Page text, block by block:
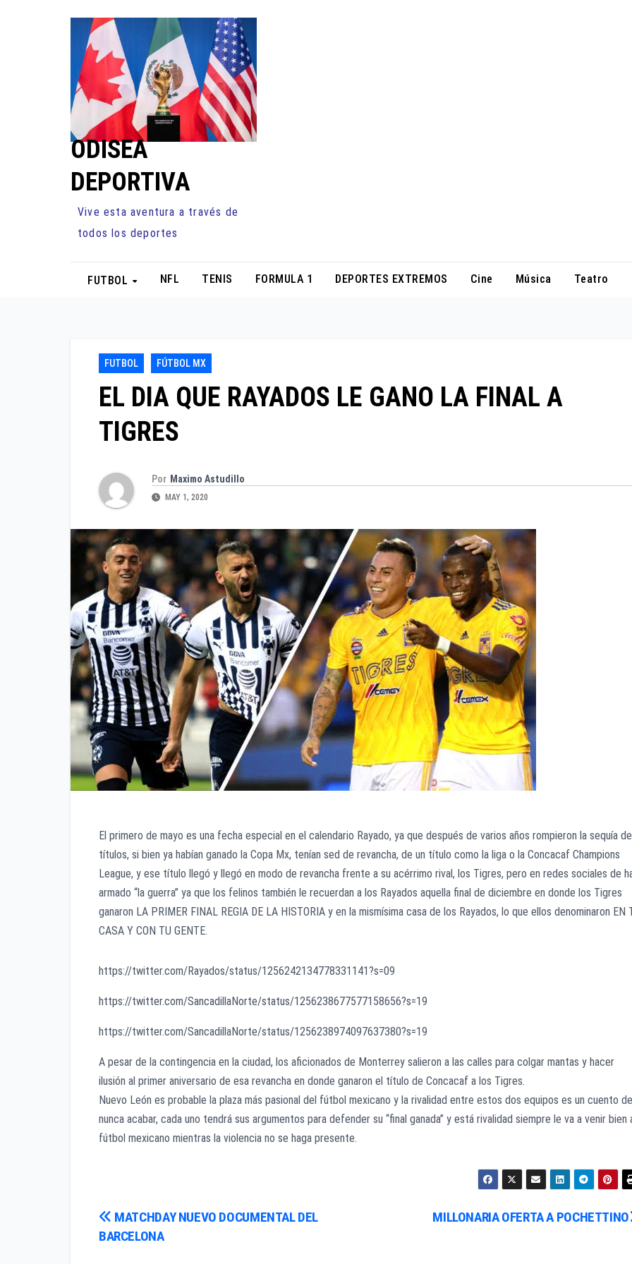
ODISEA
DEPORTIVA
Vive esta aventura a través de
todos los deportes
FUTBOL NFL TENIS FORMULA 1 DEPORTES EXTREMOS Cine Música Teatro
FUTBOL FÚTBOL MX
EL DIA QUE RAYADOS LE GANO LA FINAL A
TIGRES
Por Maximo Astudillo
MAY 1, 2020
El primero de mayo es una fecha especial en el calendario Rayado, ya que después de varios años rompieron la sequía de
títulos, si bien ya habían ganado la Copa Mx, tenían sed de revancha, de un título como la liga o la Concacaf Champions
League, y ese título llegó y llegó en modo de revancha frente a su acérrimo rival, los Tigres, pero en redes sociales de
armado “la guerra” ya que los felinos también le recuerdan a los Rayados aquella final de diciembre en donde los Tigres
ganaron LA PRIMER FINAL REGIA DE LA HISTORIA y en la mismísima casa de los Rayados, lo que ellos denominaron EN
CASA Y CON TU GENTE.
https://twitter.com/Rayados/status/1256242134778331141?s=09
https://twitter.com/SancadillaNorte/status/1256238677577158656?s=19
https://twitter.com/SancadillaNorte/status/1256238974097637380?s=19
A pesar de la contingencia en la ciudad, los aficionados de Monterrey salieron a las calles para colgar mantas y hacer
ilusión al primer aniversario de esa revancha en donde ganaron el título de Concacaf a los Tigres.
Nuevo León es probable la plaza más pasional del fútbol mexicano y la rivalidad entre estos dos equipos es un cuento de
nunca acabar, cada uno tendrá sus argumentos para defender su “final ganada” y está rivalidad siempre le va a venir bien
fútbol mexicano mientras la violencia no se haga presente.
Navegación
MILLONARIA OFERTA A POCHETTINO
MATCHDAY NUEVO DOCUMENTAL DEL
BARCELONA